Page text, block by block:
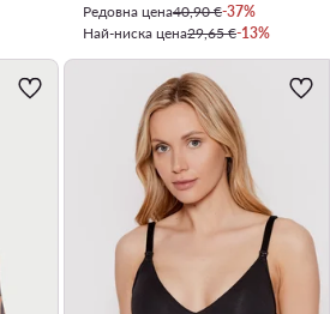
Редовна цена40,90 €-37%
Най-ниска цена29,65 €-13%